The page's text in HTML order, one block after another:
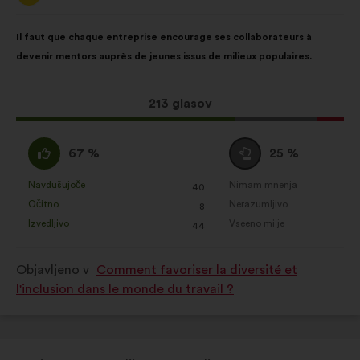
predloga:
Il faut que chaque entreprise encourage ses collaborateurs à
devenir mentors auprès de jeunes issus de milieux populaires.
Ta
predlog
213 glasov
naslednjo
porazdelitvijo:
Za
:
67 %
naslednje
obrazložitve:
Navdušujoče
: 40
krat
Očitno
: 8
krat
Izvedljivo
: 44
krat
Neopredeljen/-
a
:
25 %
naslednje
obrazložitve:
Nimam mnenja
:krat
Nerazumljivo
:krat
Vseeno mi je
:krat
Objavljeno v
Comment favoriser la diversité et
l'inclusion dans le monde du travail ?